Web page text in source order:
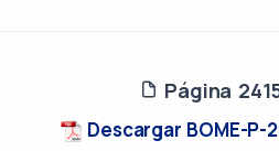
Página
Descargar BOME-P-